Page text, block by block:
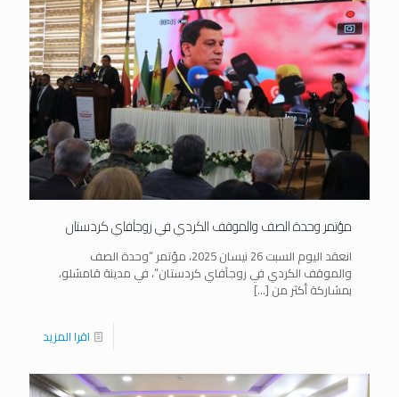
مؤتمر وحدة الصف والموقف الكردي في روجآفاي كردستان
انعقد اليوم السبت 26 نيسان 2025، مؤتمر “وحدة الصف
والموقف الكردي في روجآفاي كردستان”، في مدينة قامشلو،
بمشاركة أكثر من[…]
اقرا المزيد